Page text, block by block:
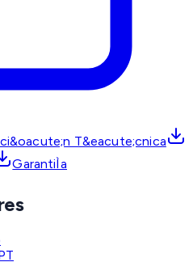
T&eacute;cnica
GarantiÌa